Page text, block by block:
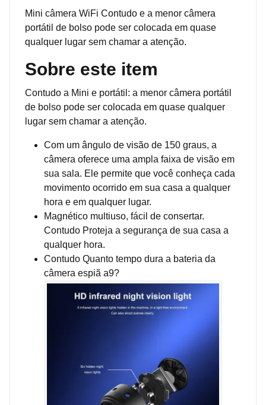
Mini câmera WiFi Contudo e a menor câmera
portátil de bolso pode ser colocada em quase
qualquer lugar sem chamar a atenção.
Sobre este item
Contudo a Mini e portátil: a menor câmera portátil
de bolso pode ser colocada em quase qualquer
lugar sem chamar a atenção.
Com um ângulo de visão de 150 graus, a
câmera oferece uma ampla faixa de visão em
sua sala. Ele permite que você conheça cada
movimento ocorrido em sua casa a qualquer
hora e em qualquer lugar.
Magnético multiuso, fácil de consertar.
Contudo Proteja a segurança de sua casa a
qualquer hora.
Contudo Quanto tempo dura a bateria da
câmera espiã a9?